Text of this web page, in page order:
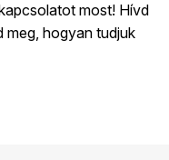
most! Hívd
meg, hogyan tudjuk